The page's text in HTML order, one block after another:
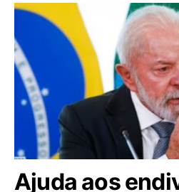
Ajuda aos